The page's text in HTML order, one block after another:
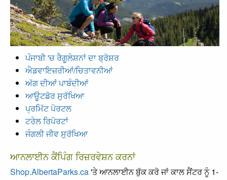
ਪੰਜਾਬੀ 'ਚ ਰੈਗੂਲੇਸ਼ਨਾਂ ਦਾ ਬ੍ਰੋਸ਼ਰ
ਐਡਵਾਇਜ਼ਰੀਆਂ/ਚਿਤਾਵਨੀਆਂ
ਅੱਗ ਦੀਆਂ ਪਾਬੰਦੀਆਂ
ਆਊਟਡੋਰ ਸੁਰੱਖਿਆ
ਪ੍ਰਮਿੱਟ ਪੋਰਟਲ
ਟਰੇਲ ਰਿਪੋਰਟਾਂ
ਜੰਗਲੀ ਜੀਵ ਸੁਰੱਖਿਆ
ਆਨਲਾਈਨ ਕੈਂਪਿੰਗ ਰਿਜ਼ਰਵੇਸ਼ਨ ਕਰਨਾਂ
Shop.AlbertaParks.ca'ਤੇ ਆਨਲਾਈਨ ਬੁੱਕ ਕਰੋ ਜਾਂ ਕਾਲ ਸੈਂਟਰ ਨੂੰ 1-